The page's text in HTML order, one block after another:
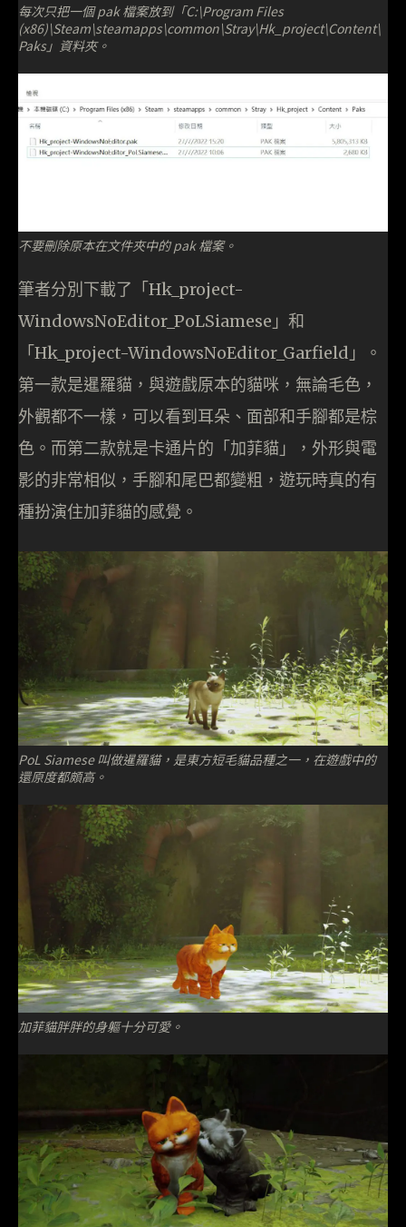
每次只把一個 pak 檔案放到「C:\Program Files
(x86)\Steam\steamapps\common\Stray\Hk_project\Content\
Paks」資料夾。
不要刪除原本在文件夾中的 pak 檔案。
筆者分別下載了「Hk_project-
WindowsNoEditor_PoLSiamese」和
「Hk_project-WindowsNoEditor_Garfield」。
第一款是暹羅貓，與遊戲原本的貓咪，無論毛色，
外觀都不一樣，可以看到耳朵、面部和手腳都是棕
色。而第二款就是卡通片的「加菲貓」，外形與電
影的非常相似，手腳和尾巴都變粗，遊玩時真的有
種扮演住加菲貓的感覺。
PoL Siamese 叫做暹羅貓，是東方短毛貓品種之一，在遊戲中的
還原度都頗高。
加菲貓胖胖的身軀十分可愛。